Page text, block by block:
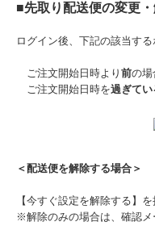
■先取り配送便の変更
ログイン後、下記の該当す
ご注文開始日時より 前の場
ご注文開始日時を過ぎてい
＜配送便を解除する場合＞
【今すぐ設定を解除する】を
※解除のみの場合は、確認メ